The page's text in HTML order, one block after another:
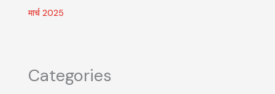
मार्च 2025
Categories